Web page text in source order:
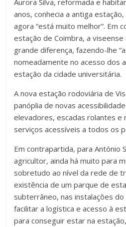
Aurora Silva, reformada e
anos, conhecia a antiga
agora “está muito melhor”. Em
estação de Coimbra, a
grande diferença, fazendo-lhe
nomeadamente no acesso dos
estação da cidade universitária.
A nova estação rodoviária de
panóplia de novas
elevadores, escadas rolantes e
serviços acessíveis a todos os
Em contrapartida, para António
agricultor, ainda há muito para
sobretudo ao nível da rede de
existência de um parque de
subterrâneo, nas instalações
facilitar a logística e acesso à
para conseguir estar na